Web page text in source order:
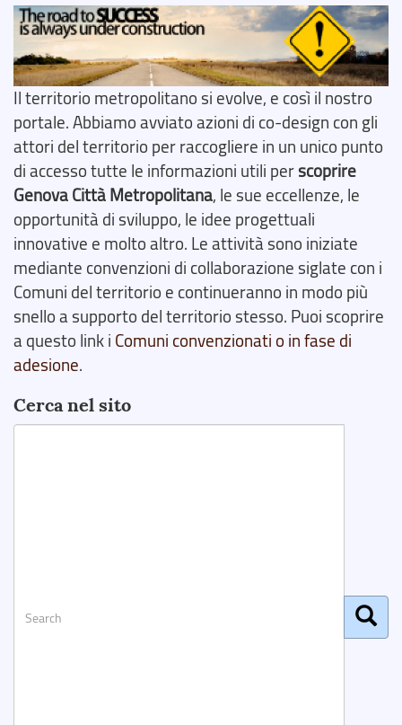
Il territorio metropolitano si evolve, e così il nostro
portale. Abbiamo avviato azioni di co-design con gli
attori del territorio per raccogliere in un unico punto
di accesso tutte le informazioni utili perscoprire
Genova Città Metropolitana, le sue eccellenze, le
opportunità di sviluppo, le idee progettuali
innovative e molto altro. Le attività sono iniziate
mediante convenzioni di collaborazione siglate con i
Comuni del territorio e continueranno in modo più
snello a supporto del territorio stesso. Puoi scoprire
a questo link i Comuni convenzionati o in fase di
adesione.
Cerca nel sito